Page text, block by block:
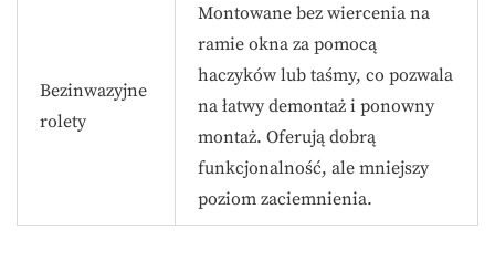
Bezinwazyjne
rolety
Montowane bez wiercenia na
ramie okna za pomocą
haczyków lub taśmy, co pozwala
na łatwy demontaż i ponowny
montaż. Oferują dobrą
funkcjonalność, ale mniejszy
poziom zaciemnienia.